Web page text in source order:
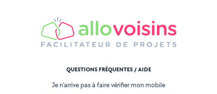
QUESTIONS FRÉQUENTES / AIDE
Je n'arrive pas à faire vérifier mon mobile